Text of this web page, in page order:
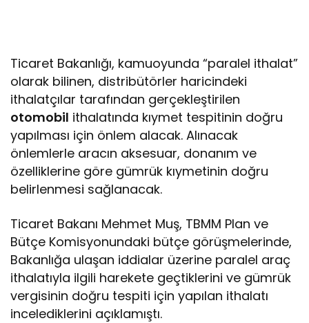
Ticaret Bakanlığı, kamuoyunda “paralel ithalat”
olarak bilinen, distribütörler haricindeki
ithalatçılar tarafından gerçekleştirilen
otomobil ithalatında kıymet tespitinin doğru
yapılması için önlem alacak. Alınacak
önlemlerle aracın aksesuar, donanım ve
özelliklerine göre gümrük kıymetinin doğru
belirlenmesi sağlanacak.
Ticaret Bakanı Mehmet Muş, TBMM Plan ve
Bütçe Komisyonundaki bütçe görüşmelerinde,
Bakanlığa ulaşan iddialar üzerine paralel araç
ithalatıyla ilgili harekete geçtiklerini ve gümrük
vergisinin doğru tespiti için yapılan ithalatı
incelediklerini açıklamıştı.